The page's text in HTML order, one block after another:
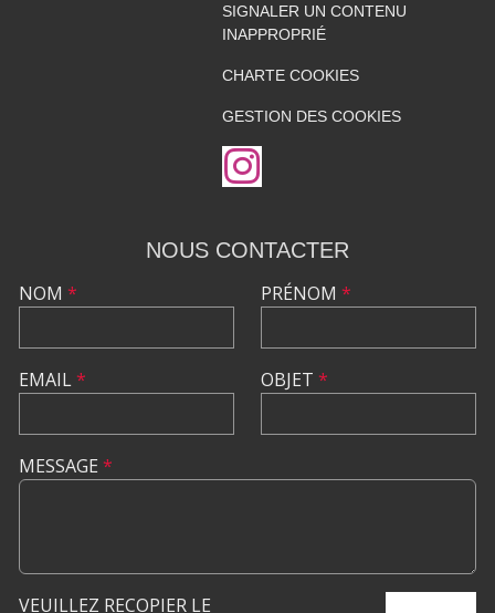
SIGNALER UN CONTENU
INAPPROPRIÉ
CHARTE COOKIES
GESTION DES COOKIES
NOUS CONTACTER
NOM *
EMAIL*
PRÉNOM *
OBJET *
MESSAGE *
VEUILLEZ RECOPIER LE